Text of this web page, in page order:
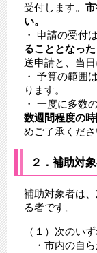
受付します。
い。
・ 申請の受付
ることとなっ
送申請と、当
・ 予算の範囲
ります。
・ 一度に多数
数週間程度の
めご了承くださ
２．補助対
補助対象者は
る者です。
（１）次のい
・市内の自ら